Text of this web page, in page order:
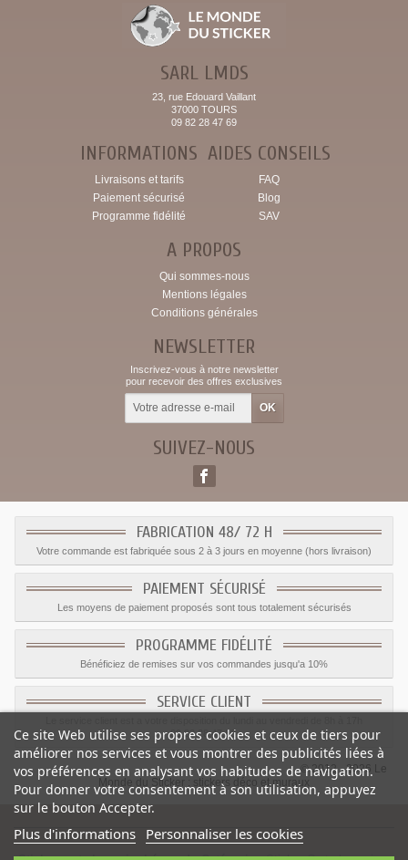
SARL LMDS
23, rue Edouard Vaillant
37000 TOURS
09 82 28 47 69
INFORMATIONS
Livraisons et tarifs
Paiement sécurisé
Programme fidélité
AIDES CONSEILS
FAQ
Blog
SAV
A PROPOS
Qui sommes-nous
Mentions légales
Conditions générales
NEWSLETTER
Inscrivez-vous à notre newsletter
pour recevoir des offres exclusives
SUIVEZ-NOUS
FABRICATION 48/ 72 H
Votre commande est fabriquée sous 2 à 3 jours en moyenne (hors livraison)
PAIEMENT SÉCURISÉ
Les moyens de paiement proposés sont tous totalement sécurisés
PROGRAMME FIDÉLITÉ
Bénéficiez de remises sur vos commandes jusqu'a 10%
SERVICE CLIENT
09.82.28.47.69.
© 2012 - 2026 Le
Monde du Sticker :
stickers déco et muraux
Ce site Web utilise ses propres cookies et ceux de tiers pour
améliorer nos services et vous montrer des publicités liées à
vos préférences en analysant vos habitudes de navigation.
Pour donner votre consentement à son utilisation, appuyez
sur le bouton Accepter.
Plus d'informations Personnaliser les cookies